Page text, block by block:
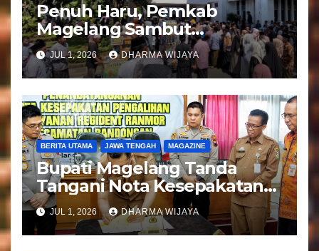
Penuh Haru, Pemkab
Magelang Sambut
Kepulangan Jemaah Haji
Kloter 81
JUL 1, 2026 DHARMA WIJAYA
BERITA UTAMA JAWA TENGAH MAGAZINE
Bupati Magelang Tanda
Tangani Nota Kesepakatan
Pengalihan Pelayanan
Regident Di Kecamatan
Bandongan
JUL 1, 2026 DHARMA WIJAYA